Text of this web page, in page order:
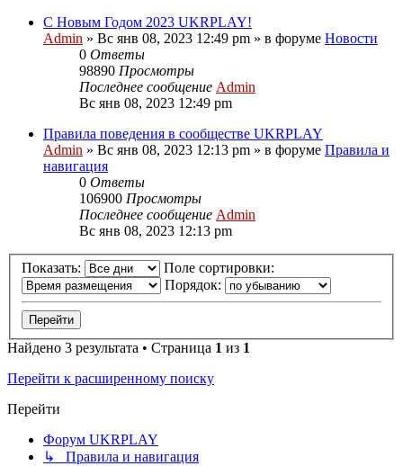
С Новым Годом 2023 UKRPLAY!
Admin » Вс янв 08, 2023 12:49 pm » в форуме Новости
0 Ответы
98890 Просмотры
Последнее сообщение Admin
Вс янв 08, 2023 12:49 pm
Правила поведения в сообществе UKRPLAY
Admin » Вс янв 08, 2023 12:13 pm » в форуме Правила и
навигация
0 Ответы
106900 Просмотры
Последнее сообщение Admin
Вс янв 08, 2023 12:13 pm
Показать:
Поле сортировки:
Порядок:
Найдено 3 результата • Страница 1 из 1
Перейти к расширенному поиску
Перейти
Форум UKRPLAY
↳ Правила и навигация